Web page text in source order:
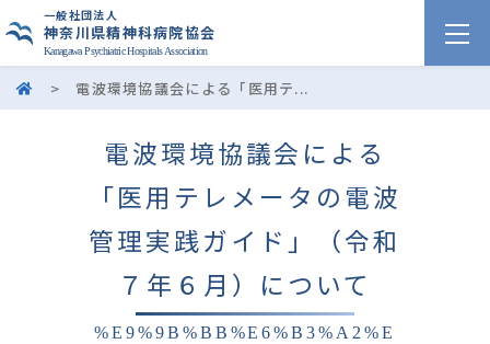
一般社団法人
神奈川県精神科病院協会
Kanagawa Psychiatric Hospitals Association
> 電波環境協議会による「医用テ...
電波環境協議会による
「医用テレメータの電波
管理実践ガイド」（令和
７年６月）について
%E9%9B%BB%E6%B3%A2%E